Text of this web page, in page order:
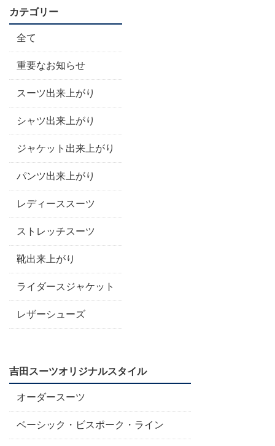
カテゴリー
全て
重要なお知らせ
スーツ出来上がり
シャツ出来上がり
ジャケット出来上がり
パンツ出来上がり
レディーススーツ
ストレッチスーツ
靴出来上がり
ライダースジャケット
レザーシューズ
吉田スーツオリジナルスタイル
オーダースーツ
ベーシック・ビスポーク・ライン